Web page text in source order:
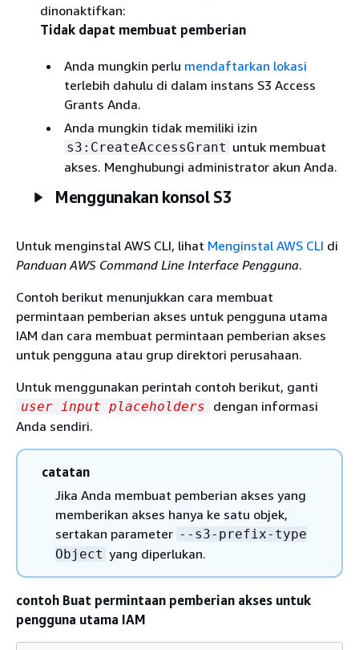
dinonaktifkan:
Tidak dapat membuat pemberian
Anda mungkin perlu mendaftarkan lokasi
terlebih dahulu di dalam instans S3 Access
Grants Anda.
Anda mungkin tidak memiliki izin
s3:CreateAccessGrant untuk membuat
akses. Menghubungi administrator akun Anda.
Menggunakan konsol S3
Untuk menginstal AWS CLI, lihat Menginstal AWS CLI di
Panduan AWS Command Line Interface Pengguna.
Contoh berikut menunjukkan cara membuat
permintaan pemberian akses untuk pengguna utama
IAM dan cara membuat permintaan pemberian akses
untuk pengguna atau grup direktori perusahaan.
Untuk menggunakan perintah contoh berikut, ganti
user input placeholders
dengan informasi
Anda sendiri.
catatan
Jika Anda membuat pemberian akses yang
memberikan akses hanya ke satu objek,
sertakan parameter --s3-prefix-type
Object yang diperlukan.
contoh Buat permintaan pemberian akses untuk
pengguna utama IAM